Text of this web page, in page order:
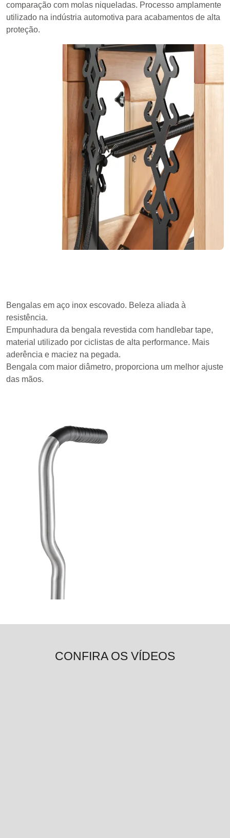
comparação com molas niqueladas. Processo amplamente
utilizado na indústria automotiva para acabamentos de alta
proteção.
Bengalas em aço inox escovado. Beleza aliada à
resistência.
Empunhadura da bengala revestida com handlebar tape,
material utilizado por ciclistas de alta performance. Mais
aderência e maciez na pegada.
Bengala com maior diâmetro, proporciona um melhor ajuste
das mãos.
CONFIRA OS VÍDEOS